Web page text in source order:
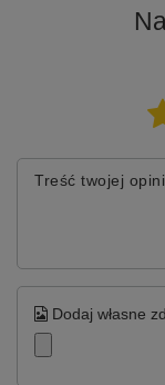
Treść twojej
Dodaj własne